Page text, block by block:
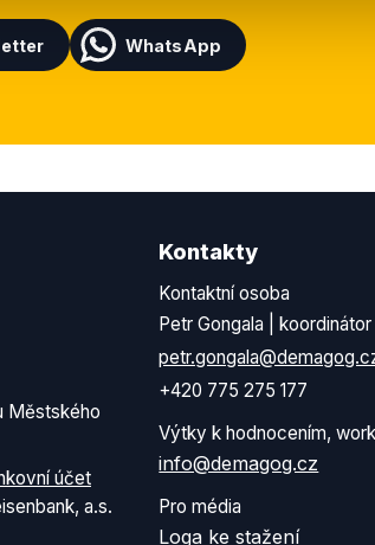
WhatsApp
Městského
účet
a.s.
Kontakty
Kontaktní osoba
Petr Gongala |
+420 775 275 177
Výtky k hodnocením,
info@demagog.cz
Pro média
Loga ke stažení